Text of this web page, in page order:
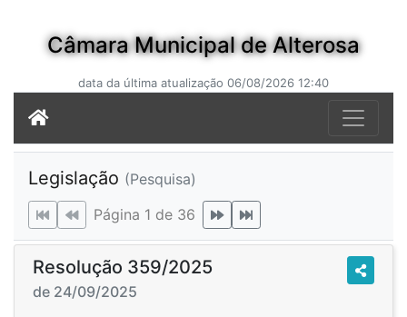
Câmara Municipal de Alterosa
data da última atualização 06/08/2026 12:40
Legislação (Pesquisa)
Página 1 de 36
Resolução 359/2025
de 24/09/2025